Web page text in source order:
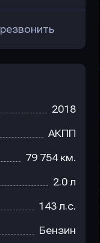
2018
АКПП
79 754 км.
2.0 л
143 л.с.
Бензин